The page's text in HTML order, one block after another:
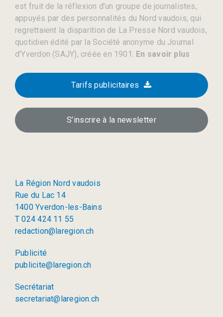
est fruit de la réflexion d’un groupe de journalistes,
appuyés par des personnalités du Nord vaudois, qui
regrettaient la disparition de La Presse Nord vaudois,
quotidien édité par la Société anonyme du Journal
d’Yverdon (SAJY), créée en 1901. En savoir plus
Tarifs publicitaires
S’inscrire à la newsletter
La Région Nord vaudois
Rue du Lac 14
1400 Yverdon-les-Bains
T 024 424 11 55
redaction@laregion.ch
Publicité
publicite@laregion.ch
Secrétariat
secretariat@laregion.ch